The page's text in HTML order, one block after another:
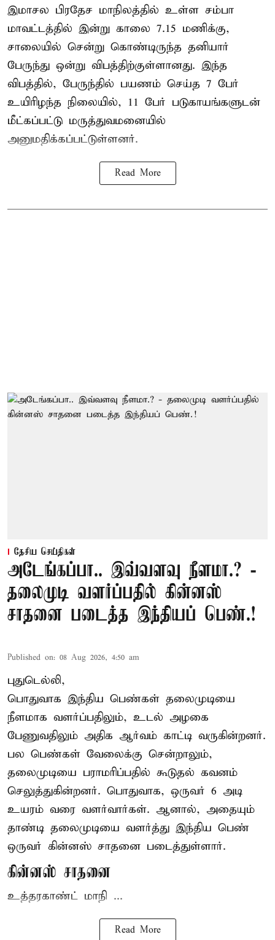
இமாசல பிரதேச மாநிலத்தில் உள்ள சம்பா
மாவட்டத்தில் இன்று காலை 7.15 மணிக்கு,
சாலையில் சென்று கொண்டிருந்த தனியார்
பேருந்து ஒன்று விபத்திற்குள்ளானது. இந்த
விபத்தில், பேருந்தில் பயணம் செய்த 7 பேர்
உயிரிழந்த நிலையில், 11 பேர் படுகாயங்களுடன்
மீட்கப்பட்டு மருத்துவமனையில்
அனுமதிக்கப்பட்டுள்ளனர்.
Read More
தேசிய செய்திகள்
அடேங்கப்பா.. இவ்வளவு நீளமா.? -
தலைமுடி வளர்ப்பதில் கின்னஸ்
சாதனை படைத்த இந்தியப் பெண்.!
Published on: 08 Aug 2026, 4:50 am
புதுடெல்லி,
பொதுவாக இந்திய பெண்கள் தலைமுடியை
நீளமாக வளர்ப்பதிலும், உடல் அழகை
பேணுவதிலும் அதிக ஆர்வம் காட்டி வருகின்றனர்.
பல பெண்கள் வேலைக்கு சென்றாலும்,
தலைமுடியை பராமரிப்பதில் கூடுதல் கவனம்
செலுத்துகின்றனர். பொதுவாக, ஒருவர் 6 அடி
உயரம் வரை வளர்வார்கள். ஆனால், அதையும்
தாண்டி தலைமுடியை வளர்த்து இந்திய பெண்
ஒருவர் கின்னஸ் சாதனை படைத்துள்ளார்.
கின்னஸ் சாதனை
உத்தரகாண்ட் மாநி ...
Read More